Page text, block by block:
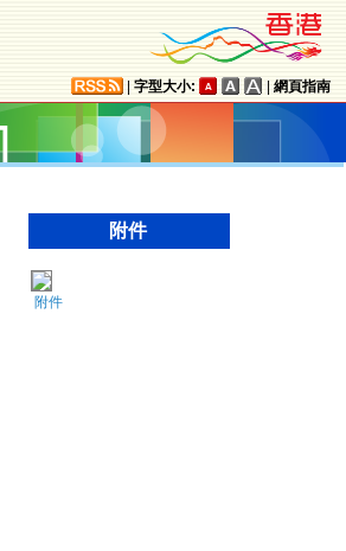
字型大小: 網頁指南
附件
附件